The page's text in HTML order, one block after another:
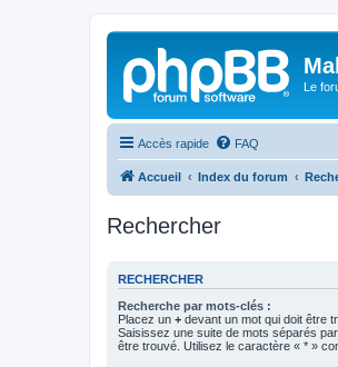
Le
Accès rapide FAQ
Accueil Index du forum
Rechercher
RECHERCHER
Recherche par mots-clés :
Placez un + devant un mot qui doit être
Saisissez une suite de mots séparés
être trouvé. Utilisez le caractère « * »